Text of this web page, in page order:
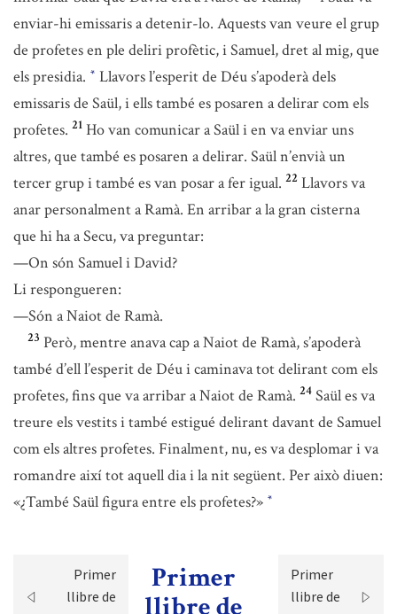
enviar-hi emissaris a detenir-lo. Aquests van veure el grup
de profetes en ple deliri profètic, i Samuel, dret al mig, que
els presidia. * Llavors l’esperit de Déu s’apoderà dels
emissaris de Saül, i ells també es posaren a delirar com els
profetes. 21 Ho van comunicar a Saül i en va enviar uns
altres, que també es posaren a delirar. Saül n’envià un
tercer grup i també es van posar a fer igual. 22 Llavors va
anar personalment a Ramà. En arribar a la gran cisterna
que hi ha a Secu, va preguntar:
—On són Samuel i David?
Li respongueren:
—Són a Naiot de Ramà.
23 Però, mentre anava cap a Naiot de Ramà, s’apoderà
també d’ell l’esperit de Déu i caminava tot delirant com els
profetes, fins que va arribar a Naiot de Ramà. 24 Saül es va
treure els vestits i també estigué delirant davant de Samuel
com els altres profetes. Finalment, nu, es va desplomar i va
romandre així tot aquell dia i la nit següent. Per això diuen:
«¿També Saül figura entre els profetes?» *
Primer
llibre de
Primer
Primer
llibre de